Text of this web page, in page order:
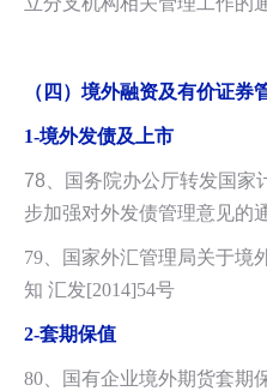
（四）境外融资及有价证券
1-境外发债及上市
78
国务院办公厅转发国家
步加强对外发债管理意见的
79、国家外汇管理局关于境
知 汇发[2014]54号
2-套期保值
80、国有企业境外期货套期